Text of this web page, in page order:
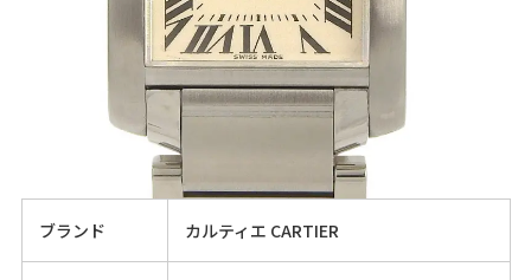
ブランド カルティエ CARTIER